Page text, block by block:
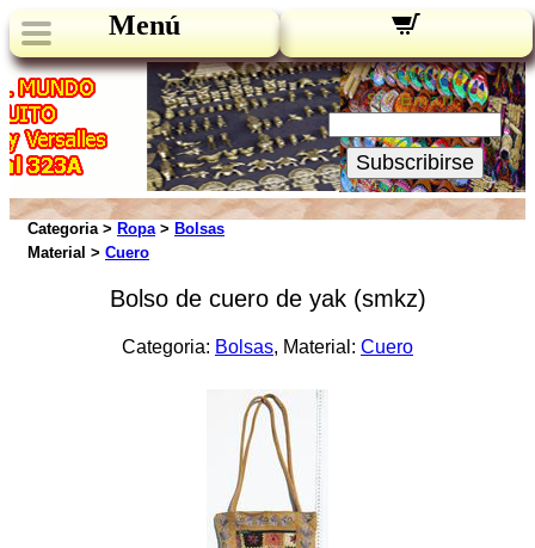
Menú
Novedades:
Su Email:
Subscribirse
Categoria > Ropa> Bolsas
Material > Cuero
Bolso de cuero de yak (smkz)
Categoria: Bolsas, Material: Cuero